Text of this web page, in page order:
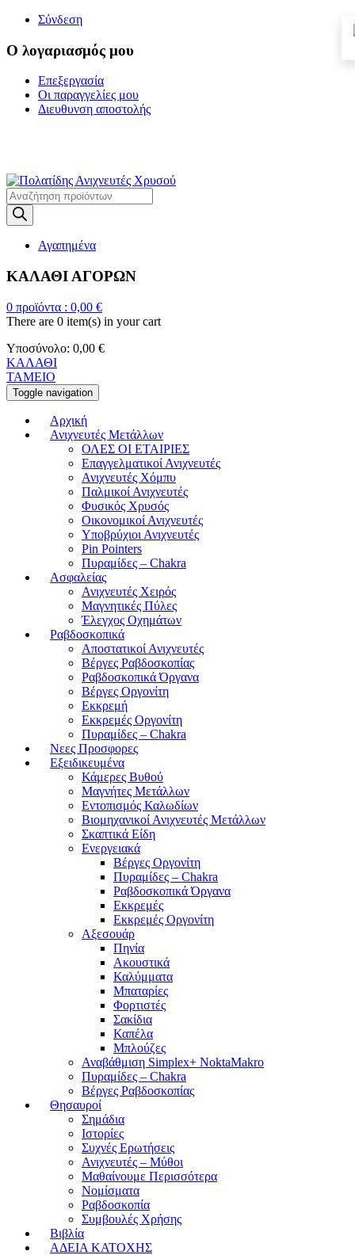
Σύνδεση
Ο λογαριασμός μου
Επεξεργασία
Οι παραγγελίες μου
Διευθυνση αποστολής
Products
search
Αγαπημένα
ΚΑΛΑΘΙ ΑΓΟΡΩΝ
0 προϊόντα : 0,00 €
There are 0 item(s) in your cart
Υποσύνολο: 0,00 €
ΚΑΛΑΘΙ
ΤΑΜΕΙΟ
Toggle navigation
Αρχική
Ανιχνευτές Μετάλλων
ΟΛΕΣ ΟΙ ΕΤΑΙΡΙΕΣ
Επαγγελματικοί Ανιχνευτές
Ανιχνευτές Χόμπυ
Παλμικοί Ανιχνευτές
Φυσικός Χρυσός
Οικονομικοί Ανιχνευτές
Υποβρύχιοι Ανιχνευτές
Pin Pointers
Πυραμίδες – Chakra
Ασφαλείας
Ανιχνευτές Χειρός
Μαγνητικές Πύλες
Έλεγχος Οχημάτων
Ραβδοσκοπικά
Αποστατικοί Ανιχνευτές
Βέργες Ραβδοσκοπίας
Ραβδοσκοπικά Όργανα
Βέργες Οργονίτη
Εκκρεμή
Εκκρεμές Οργονίτη
Πυραμίδες – Chakra
Νεες Προσφορες
Εξειδικευμένα
Κάμερες Βυθού
Μαγνήτες Μετάλλων
Εντοπισμός Καλωδίων
Βιομηχανικοί Ανιχνευτές Μετάλλων
Σκαπτικά Είδη
Ενεργειακά
Βέργες Οργονίτη
Πυραμίδες – Chakra
Ραβδοσκοπικά Όργανα
Εκκρεμές
Εκκρεμές Οργονίτη
Αξεσουάρ
Πηνία
Ακουστικά
Καλύμματα
Μπαταρίες
Φορτιστές
Σακίδια
Καπέλα
Μπλούζες
Αναβάθμιση Simplex+ NoktaMakro
Πυραμίδες – Chakra
Βέργες Ραβδοσκοπίας
Θησαυροί
Σημάδια
Ιστορίες
Συχνές Ερωτήσεις
Ανιχνευτές – Μύθοι
Μαθαίνουμε Περισσότερα
Νομίσματα
Ραβδοσκοπία
Συμβουλές Χρήσης
Βιβλία
ΑΔΕΙΑ ΚΑΤΟΧΗΣ